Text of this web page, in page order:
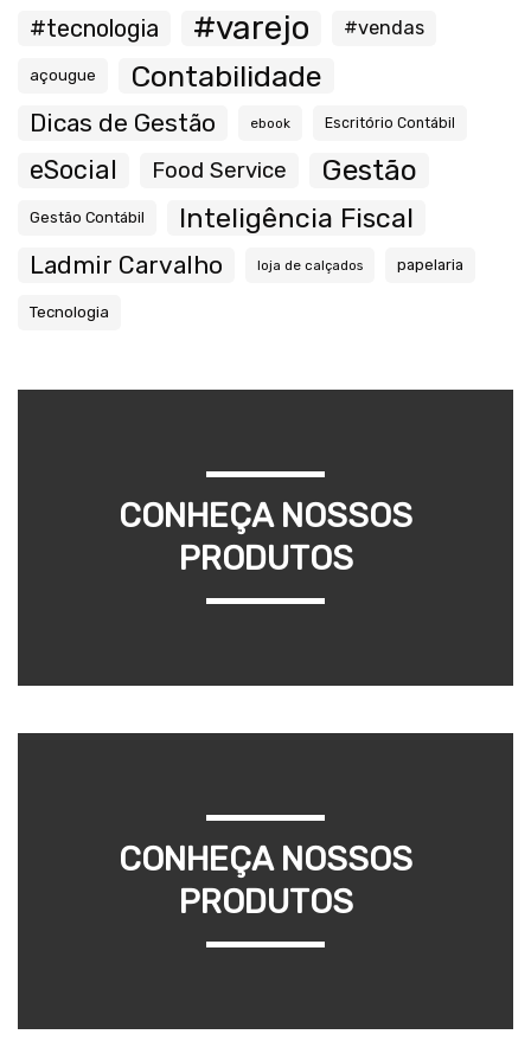
#tecnologia
#varejo #vendas
açougue Contabilidade
Dicas de Gestão ebook Escritório Contábil
eSocial Food Service Gestão
Gestão Contábil Inteligência Fiscal
Ladmir Carvalho loja de calçados papelaria
Tecnologia
CONHEÇA NOSSOS
PRODUTOS
CONHEÇA NOSSOS
PRODUTOS